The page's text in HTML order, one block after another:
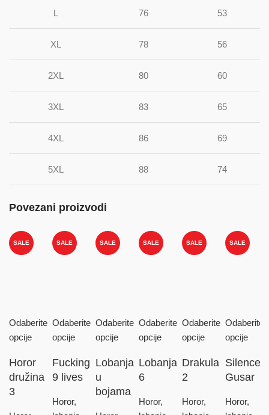
L 76 53
XL 78 56
2XL 80 60
3XL 83 65
4XL 86 69
5XL 88 74
Povezani proizvodi
SALE
Odaberite
opcije
Horor
družina
3
SALE
Odaberite
opcije
Fucking
9 lives
Horor,
SALE
Odaberite
opcije
Lobanja
u
bojama
SALE
Odaberite
opcije
Lobanja
6
Horor,
SALE
Odaberite
opcije
Drakula
2
Horor,
SALE
Odaberite
opcije
Silence-
Gusar
Horor,